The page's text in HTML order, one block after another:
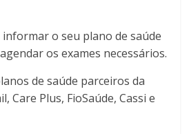
o seu plano de saúde
os exames necessários.
de saúde parceiros da
Care Plus, FioSaúde, Cassi e